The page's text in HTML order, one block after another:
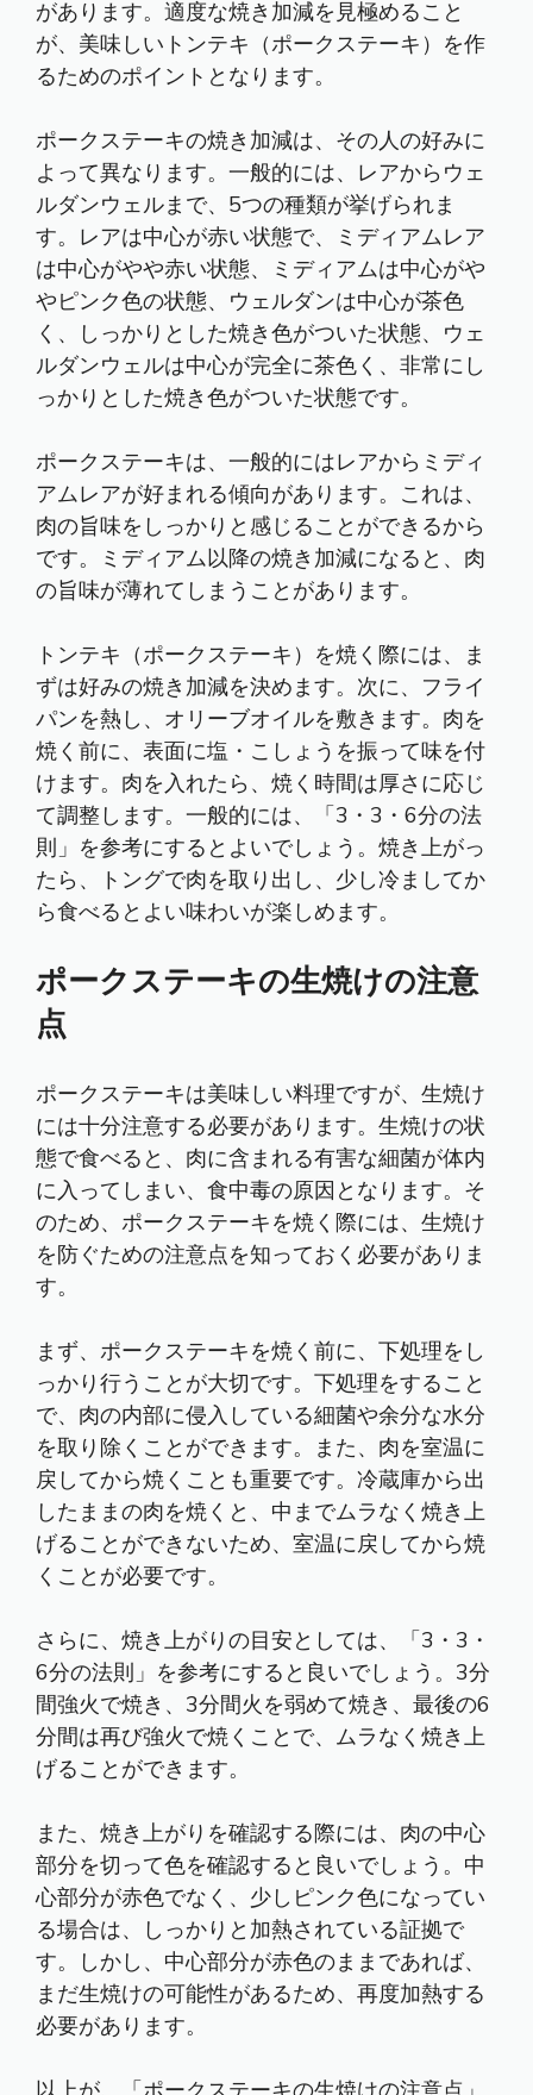
があります。適度な焼き加減を見極めること
が、美味しいトンテキ（ポークステーキ）を作
るためのポイントとなります。
ポークステーキの焼き加減は、その人の好みに
よって異なります。一般的には、レアからウェ
ルダンウェルまで、5つの種類が挙げられま
す。レアは中心が赤い状態で、ミディアムレア
は中心がやや赤い状態、ミディアムは中心がや
やピンク色の状態、ウェルダンは中心が茶色
く、しっかりとした焼き色がついた状態、ウェ
ルダンウェルは中心が完全に茶色く、非常にし
っかりとした焼き色がついた状態です。
ポークステーキは、一般的にはレアからミディ
アムレアが好まれる傾向があります。これは、
肉の旨味をしっかりと感じることができるから
です。ミディアム以降の焼き加減になると、肉
の旨味が薄れてしまうことがあります。
トンテキ（ポークステーキ）を焼く際には、ま
ずは好みの焼き加減を決めます。次に、フライ
パンを熱し、オリーブオイルを敷きます。肉を
焼く前に、表面に塩・こしょうを振って味を付
けます。肉を入れたら、焼く時間は厚さに応じ
て調整します。一般的には、「3・3・6分の法
則」を参考にするとよいでしょう。焼き上がっ
たら、トングで肉を取り出し、少し冷ましてか
ら食べるとよい味わいが楽しめます。
ポークステーキの生焼けの注意
点
ポークステーキは美味しい料理ですが、生焼け
には十分注意する必要があります。生焼けの状
態で食べると、肉に含まれる有害な細菌が体内
に入ってしまい、食中毒の原因となります。そ
のため、ポークステーキを焼く際には、生焼け
を防ぐための注意点を知っておく必要がありま
す。
まず、ポークステーキを焼く前に、下処理をし
っかり行うことが大切です。下処理をすること
で、肉の内部に侵入している細菌や余分な水分
を取り除くことができます。また、肉を室温に
戻してから焼くことも重要です。冷蔵庫から出
したままの肉を焼くと、中までムラなく焼き上
げることができないため、室温に戻してから焼
くことが必要です。
さらに、焼き上がりの目安としては、「3・3・
6分の法則」を参考にすると良いでしょう。3分
間強火で焼き、3分間火を弱めて焼き、最後の6
分間は再び強火で焼くことで、ムラなく焼き上
げることができます。
また、焼き上がりを確認する際には、肉の中心
部分を切って色を確認すると良いでしょう。中
心部分が赤色でなく、少しピンク色になってい
る場合は、しっかりと加熱されている証拠で
す。しかし、中心部分が赤色のままであれば、
まだ生焼けの可能性があるため、再度加熱する
必要があります。